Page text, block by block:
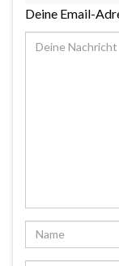
Deine Email-